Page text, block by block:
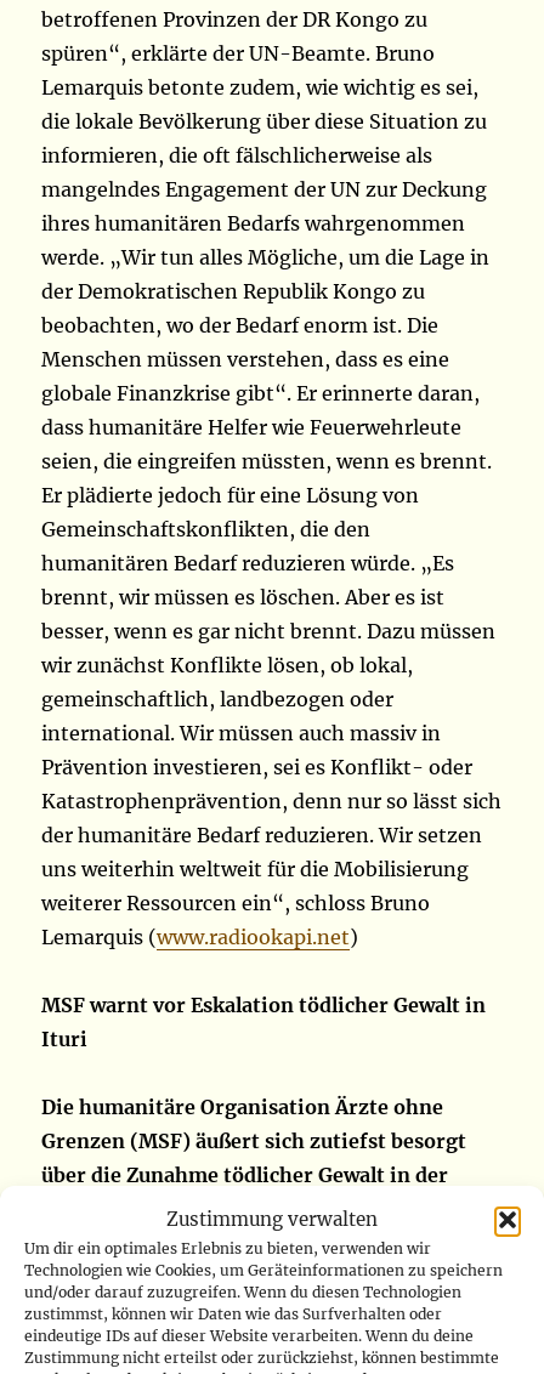
Zustimmung verwalten
Um dir ein optimales Erlebnis zu bieten, verwenden wir
Technologien wie Cookies, um Geräteinformationen zu speichern
und/oder darauf zuzugreifen. Wenn du diesen Technologien
zustimmst, können wir Daten wie das Surfverhalten oder
eindeutige IDs auf dieser Website verarbeiten. Wenn du deine
Zustimmung nicht erteilst oder zurückziehst, können bestimmte
betroffenen Provinzen der DR Kongo zu
spüren“, erklärte der UN-Beamte. Bruno
Lemarquis betonte zudem, wie wichtig es sei,
die lokale Bevölkerung über diese Situation zu
informieren, die oft fälschlicherweise als
mangelndes Engagement der UN zur Deckung
ihres humanitären Bedarfs wahrgenommen
werde. „Wir tun alles Mögliche, um die Lage in
der Demokratischen Republik Kongo zu
beobachten, wo der Bedarf enorm ist. Die
Menschen müssen verstehen, dass es eine
globale Finanzkrise gibt“. Er erinnerte daran,
dass humanitäre Helfer wie Feuerwehrleute
seien, die eingreifen müssten, wenn es brennt.
Er plädierte jedoch für eine Lösung von
Gemeinschaftskonflikten, die den
humanitären Bedarf reduzieren würde. „Es
brennt, wir müssen es löschen. Aber es ist
besser, wenn es gar nicht brennt. Dazu müssen
wir zunächst Konflikte lösen, ob lokal,
gemeinschaftlich, landbezogen oder
international. Wir müssen auch massiv in
Prävention investieren, sei es Konflikt- oder
Katastrophenprävention, denn nur so lässt sich
der humanitäre Bedarf reduzieren. Wir setzen
uns weiterhin weltweit für die Mobilisierung
weiterer Ressourcen ein“, schloss Bruno
Lemarquis (www.radiookapi.net)
MSF warnt vor Eskalation tödlicher Gewalt in
Ituri
Die humanitäre Organisation Ärzte ohne
Grenzen (MSF) äußert sich zutiefst besorgt
über die Zunahme tödlicher Gewalt in der
Provinz Ituri seit Juni 2025. Einem offiziellen
Dokument der NGO zufolge, das Radio Okapi
am Mittwoch, den 9. September, empfangen
hat, übersteigt der massive Zustrom
Verwundeter in die örtlichen Krankenhäuser